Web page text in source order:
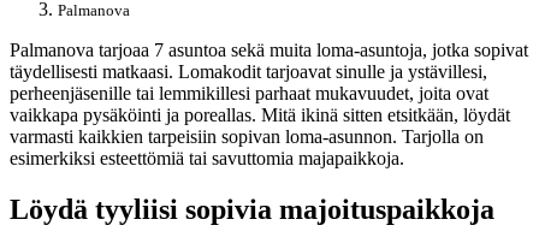
Palmanova
Palmanova tarjoaa 7 asuntoa sekä muita loma-asuntoja, jotka sopivat
täydellisesti matkaasi. Lomakodit tarjoavat sinulle ja ystävillesi,
perheenjäsenille tai lemmikillesi parhaat mukavuudet, joita ovat
vaikkapa pysäköinti ja poreallas. Mitä ikinä sitten etsitkään, löydät
varmasti kaikkien tarpeisiin sopivan loma-asunnon. Tarjolla on
esimerkiksi esteettömiä tai savuttomia majapaikkoja.
Löydä tyyliisi sopivia majoituspaikkoja